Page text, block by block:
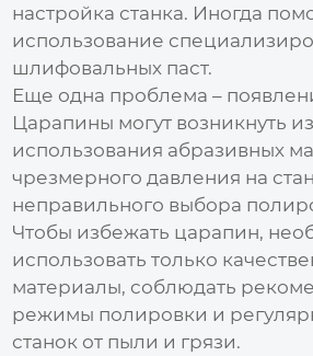
настройка станка. Иногда
использование
шлифовальных паст.
Еще одна проблема –
Царапины могут возникнуть
использования абразивных
чрезмерного давления на
неправильного выбора
Чтобы избежать царапин,
использовать только
материалы, соблюдать
режимы полировки и
станок от пыли и грязи.